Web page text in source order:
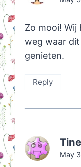
Zo mooi! Wij
weg waar
genieten.
Reply
May